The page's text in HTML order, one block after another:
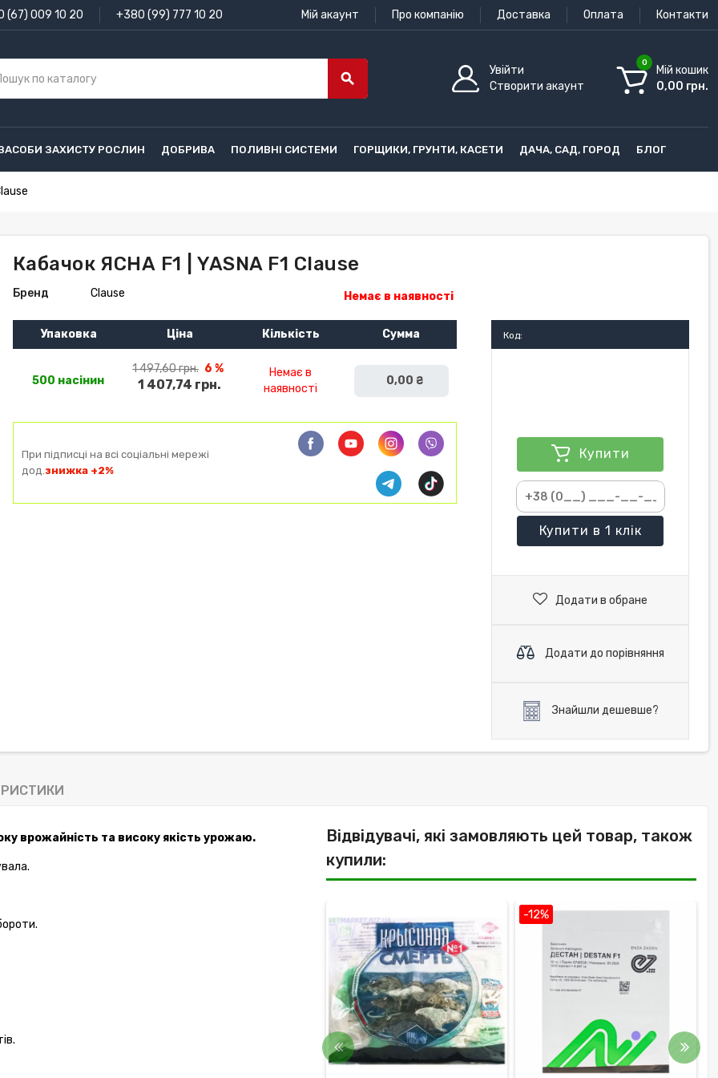
(67) 009 10 20 +380 (99) 777 10 20 Мій акаунт Про компанію Доставка Оплата Контакти
search
Увійти
Створити акаунт
0
Мій кошик
0,00 грн.
ЗАХИСТУ РОСЛИН ДОБРИВА ПОЛИВНІ СИСТЕМИ ГОРЩИКИ, ГРУНТИ, КАСЕТИ ДАЧА, САД, ГОРОД БЛОГ
Кабачок ЯСНА F1 | YASNA F1 Clause
Бренд Clause Немає в наявності
Упаковка Ціна Кількість Сумма
500 насінин
1 497,60 грн. 6 %
1 407,74 грн.
Немає в
наявності
0,00 ₴
При підписці на всі соціальні мережі
дод.знижка +2%
Код:
Купити
Купити в 1 клік
Додати в обране
Додати до порівняння
Знайшли дешевше?
врожайність та високу якість урожаю.
Відвідувачі, які замовляють цей товар, також
купили:
-12%